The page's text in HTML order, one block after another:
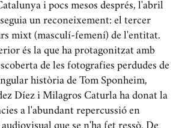
i pocs mesos després, l'abril
un reconeixement: el tercer
mixt (masculí-femení) de l'entitat.
és la que ha protagonitzat amb
de les fotografies perdudes de
història de Tom Sponheim,
Díez i Milagros Caturla ha donat la
a l'abundant repercussió en